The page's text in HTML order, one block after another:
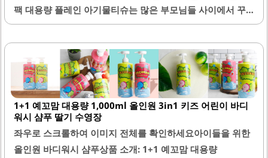
팩 대용량 플레인 아기물티슈는 많은 부모님들 사이에서 꾸
준히 사랑받고 있는 제품입니다. 이 물티슈는 적당한 두께감
과 수분감을 가지고 있어 아기 피부에 부드럽게 사용될 수 있
습니다. 원단은 부드럽고 안전한 성분으로 만들어져 있어, 유
해물질이 없는 안전한 제품으로 인식되고 있습니다.대용량
100매로 구성되어 있어, 거실, 주방, 방 등 다양한 장소에서
아낌없이 사용할 수 있는 장점이 있습니다. 또한, 이 제품은
피부 자극 테스트를 완료하여, 아기와 어린이의 민감한 피부
에도 적합합니다. 물티슈의 수분감은 마지막 한 장까지 유지
되어, 사용 시 항상 촉촉한 느낌을 제공합니다.베베숲 브랜드
1+1 예꼬맘 대용량 1,000ml 올인원 3in1 키즈 어린이 바디
워시 샴푸 딸기 수영장
좌우로 스크롤하여 이미지 전체를 확인하세요아이들을 위한
올인원 바디워시 샴푸상품 소개: 1+1 예꼬맘 대용량